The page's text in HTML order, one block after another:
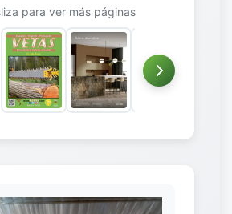
para ver más páginas